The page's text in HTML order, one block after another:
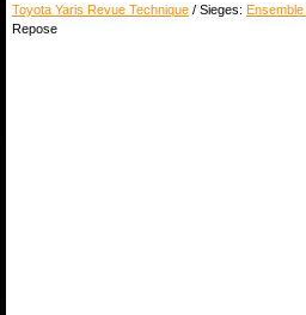
Toyota Yaris Revue Technique / Sieges:
Repose